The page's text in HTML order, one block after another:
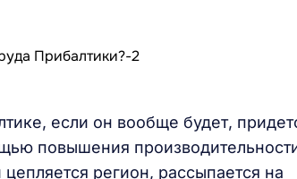
если он вообще будет,
повышения
регион, рассыпается на